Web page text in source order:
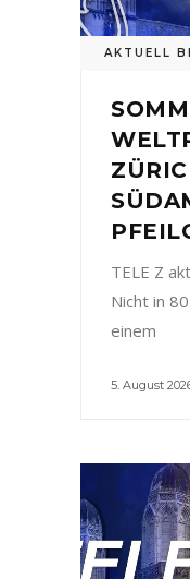
AKTUELL
TELE Z
Nicht in
einem
5. August